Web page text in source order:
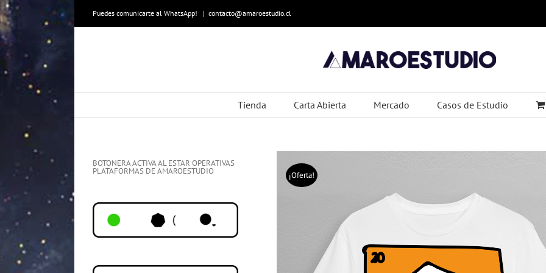
Skip
to
content
Puedes comunicarte al WhatsApp! | contacto@amaroestudio.cl
Tienda Carta Abierta Mercado Casos de Estudio
¡Oferta!
BOTONERA ACTIVA AL ESTAR OPERATIVAS
PLATAFORMAS DE AMAROESTUDIO